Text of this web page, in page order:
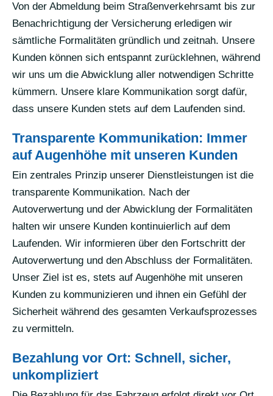
Von der Abmeldung beim Straßenverkehrsamt bis zur
Benachrichtigung der Versicherung erledigen wir
sämtliche Formalitäten gründlich und zeitnah. Unsere
Kunden können sich entspannt zurücklehnen, während
wir uns um die Abwicklung aller notwendigen Schritte
kümmern. Unsere klare Kommunikation sorgt dafür,
dass unsere Kunden stets auf dem Laufenden sind.
Transparente Kommunikation: Immer
auf Augenhöhe mit unseren Kunden
Ein zentrales Prinzip unserer Dienstleistungen ist die
transparente Kommunikation. Nach der
Autoverwertung und der Abwicklung der Formalitäten
halten wir unsere Kunden kontinuierlich auf dem
Laufenden. Wir informieren über den Fortschritt der
Autoverwertung und den Abschluss der Formalitäten.
Unser Ziel ist es, stets auf Augenhöhe mit unseren
Kunden zu kommunizieren und ihnen ein Gefühl der
Sicherheit während des gesamten Verkaufsprozesses
zu vermitteln.
Bezahlung vor Ort: Schnell, sicher,
unkompliziert